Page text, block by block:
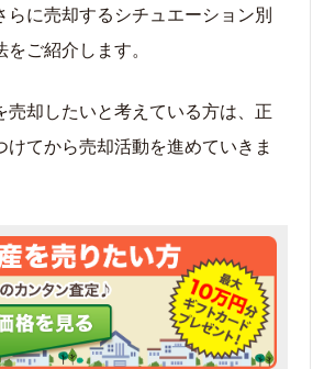
らに売却するシチュエーション別
ご紹介します。
売却したいと考えている方は、正
けてから売却活動を進めていきま